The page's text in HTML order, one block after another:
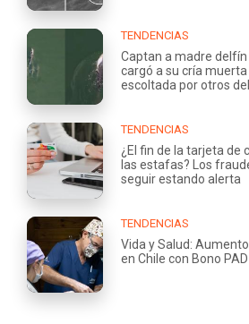
TENDENCIAS
Captan a madre
cargó a su cría
escoltada por otros
TENDENCIAS
¿El fin de la tarjeta de
las estafas? Los
seguir estando alerta
TENDENCIAS
Vida y Salud:
en Chile con Bono PAD